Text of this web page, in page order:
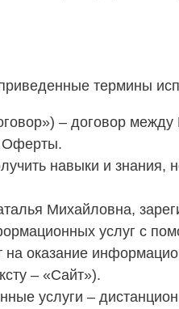
термины
– договор между
Оферты.
навыки и
Михайловна,
услуг с
оказание
– «Сайт»).
услуги –